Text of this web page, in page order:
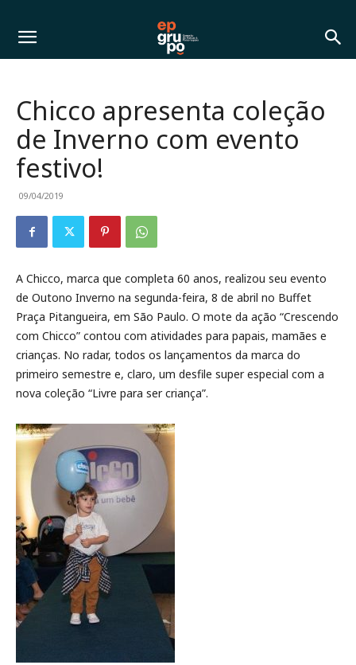
Chicco apresenta coleção
de Inverno com evento
festivo!
09/04/2019
A Chicco, marca que completa 60 anos, realizou seu evento
de Outono Inverno na segunda-feira, 8 de abril no Buffet
Praça Pitangueira, em São Paulo. O mote da ação “Crescendo
com Chicco” contou com atividades para papais, mamães e
crianças. No radar, todos os lançamentos da marca do
primeiro semestre e, claro, um desfile super especial com a
nova coleção “Livre para ser criança”.